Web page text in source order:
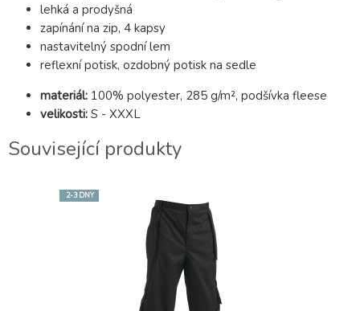
lehká a prodyšná
zapínání na zip, 4 kapsy
nastavitelný spodní lem
reflexní potisk, ozdobný potisk na sedle
materiál: 100% polyester, 285 g/m², podšívka fleese
velikosti: S - XXXL
Související produkty
2-3 DNY